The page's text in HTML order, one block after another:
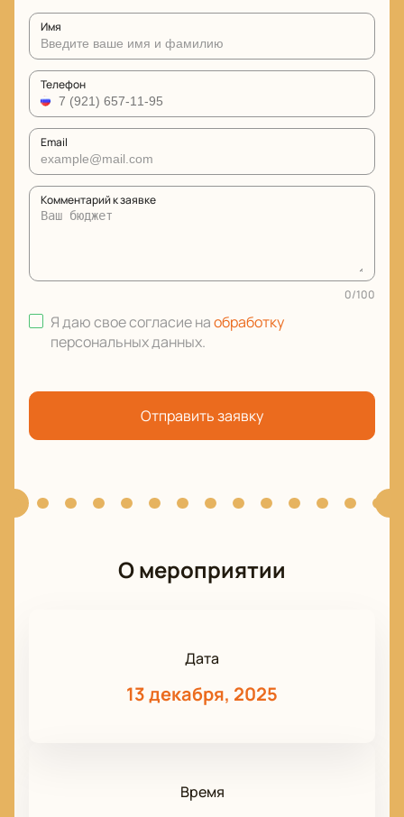
Имя
Телефон
Email
Комментарий к заявке
0/100
Я даю свое согласие наобработку
персональных данных.
Отправить заявку
О мероприятии
Дата
13 декабря, 2025
Время